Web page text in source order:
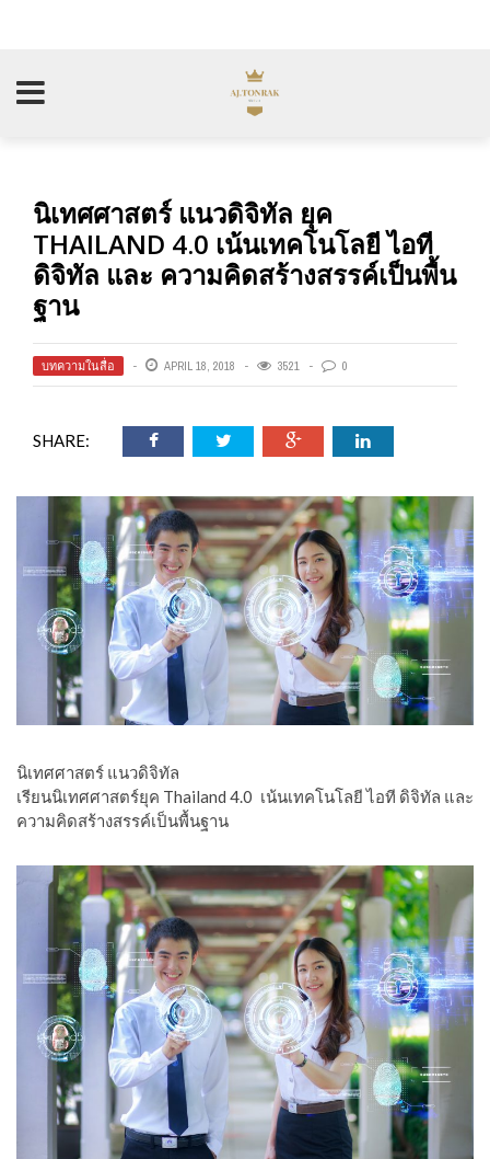
นิเทศศาสตร์ แนวดิจิทัล ยุค
THAILAND 4.0 เน้นเทคโนโลยี ไอที
ดิจิทัล และ ความคิดสร้างสรรค์เป็นพื้น
ฐาน
บทความในสื่อ APRIL 18, 2018 3521 0
SHARE:
นิเทศศาสตร์ แนวดิจิทัล
เรียนนิเทศศาสตร์ยุค Thailand 4.0 เน้นเทคโนโลยี ไอที ดิจิทัล และ
ความคิดสร้างสรรค์เป็นพื้นฐาน